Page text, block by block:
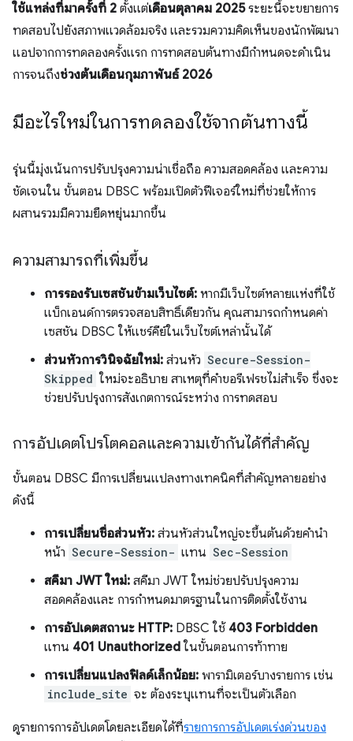
ใช้แหล่งที่มาครั้งที่ 2 ตั้งแต่เดือนตุลาคม 2025ระยะนี้จะขยายการ
ทดสอบไปยังสภาพแวดล้อมจริง และรวมความคิดเห็นของนักพัฒนา
แอปจากการทดลองครั้งแรก การทดสอบต้นทางมีกำหนดจะดำเนิน
การจนถึงช่วงต้นเดือนกุมภาพันธ์ 2026
มีอะไรใหม่ในการทดลองใช้จากต้นทางนี้
รุ่นนี้มุ่งเน้นการปรับปรุงความน่าเชื่อถือ ความสอดคล้อง และความ
ชัดเจนใน ขั้นตอน DBSC พร้อมเปิดตัวฟีเจอร์ใหม่ที่ช่วยให้การ
ผสานรวมมีความยืดหยุ่นมากขึ้น
ความสามารถที่เพิ่มขึ้น
การรองรับเซสชันข้ามเว็บไซต์: หากมีเว็บไซต์หลายแห่งที่ใช้
แบ็กเอนด์การตรวจสอบสิทธิ์เดียวกัน คุณสามารถกำหนดค่า
เซสชัน DBSC ให้แชร์คีย์ในเว็บไซต์เหล่านั้นได้
ส่วนหัวการวินิจฉัยใหม่: ส่วนหัว Secure-Session-
Skipped ใหม่จะอธิบาย สาเหตุที่คำขอรีเฟรชไม่สำเร็จ ซึ่งจะ
ช่วยปรับปรุงการสังเกตการณ์ระหว่าง การทดสอบ
การอัปเดตโปรโตคอลและความเข้ากันได้ที่สำคัญ
ขั้นตอน DBSC มีการเปลี่ยนแปลงทางเทคนิคที่สำคัญหลายอย่าง
ดังนี้
การเปลี่ยนชื่อส่วนหัว: ส่วนหัวส่วนใหญ่จะขึ้นต้นด้วยคำนำ
หน้า Secure-Session- แทน Sec-Session
สคีมา JWT ใหม่: สคีมา JWT ใหม่ช่วยปรับปรุงความ
สอดคล้องและ การกำหนดมาตรฐานในการติดตั้งใช้งาน
การอัปเดตสถานะ HTTP: DBSC ใช้ 403 Forbidden
แทน 401 Unauthorized ในขั้นตอนการท้าทาย
การเปลี่ยนแปลงฟิลด์เล็กน้อย: พารามิเตอร์บางรายการ เช่น
include_site จะ ต้องระบุแทนที่จะเป็นตัวเลือก
ดูรายการการอัปเดตโดยละเอียดได้ที่รายการการอัปเดตเร่งด่วนของ